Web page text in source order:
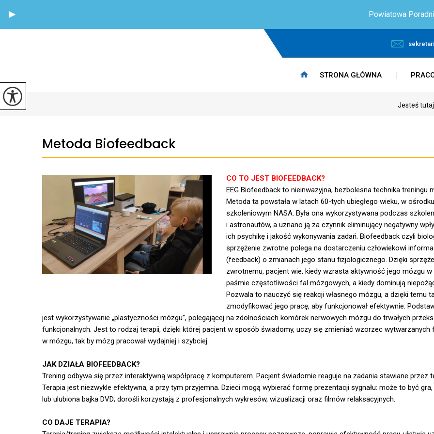
Powiatowa
STRONA GŁÓWNA
Jesteś
Metoda Biofeedback
CO TO JEST BIOFEEDBACK?
EEG Biofeedback to nieinwazyjna, bezbolesna technika treningu
Metoda ta powstała w latach 60-tych ubiegłego wieku, w ośrodku
szkoleniowym NASA. Była ona wykorzystywana podczas
i astronautów, a uznano ją za czynnik eliminujący negatywny
ich psychikę i jakość wykonywania zadań. Biofeedback czyli
sprzężenie zwrotne polega na dostarczeniu człowiekowi
(feedback) o zmianach jego stanu fizjologicznego. Dzięki
zwrotnemu, pacjent wie, kiedy wzrasta aktywność jego mózgu w
paśmie częstotliwości fal mózgowych, a kiedy dominują
Pozwala to nauczyć się reakcji własnego mózgu, a dzięki temu
zmodyfikować jego pracę, aby funkcjonował efektywnie.
jest wykorzystywanie „plastyczności mózgu”, polegającej na zdolnościach komórek nerwowych mózgu do trwałych
funkcjonalnych. Jest to rodzaj terapii, dzięki której pacjent w sposób świadomy, uczy się zmieniać wzorzec wytwarzanych
w mózgu, tak by mózg pracował wydajniej i szybciej.
JAK DZIAŁA BIOFEEDBACK?
Trening odbywa się przez interaktywną współpracę z komputerem. Pacjent świadomie reaguje na zadania stawiane przez
Terapia jest niezwykle efektywna, a przy tym przyjemna. Dzieci mogą wybierać formę prezentacji sygnału: może to być
lub ulubiona bajka DVD; dorośli korzystają z profesjonalnych wykresów, wizualizacji oraz filmów relaksacyjnych.
CO DAJE TERAPIA?